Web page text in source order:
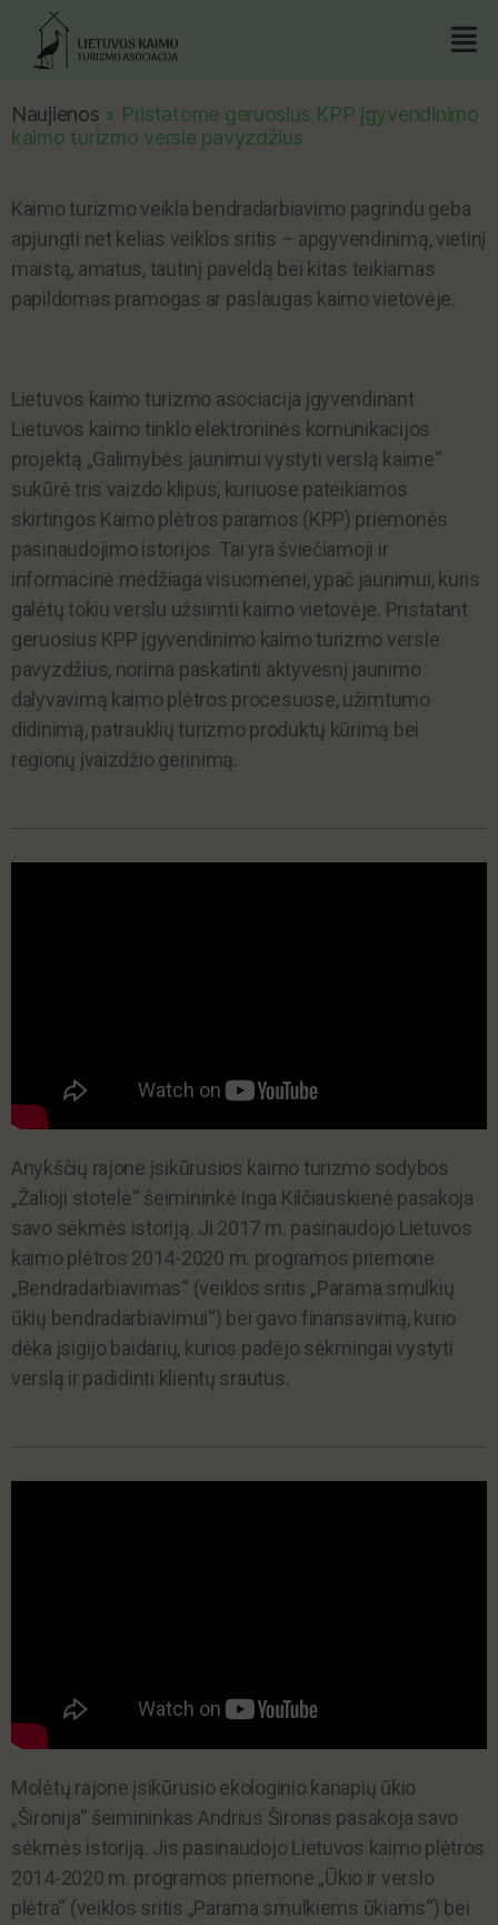
Naujienos » Pristatome geruosius KPP įgyvendinimo
kaimo turizmo versle pavyzdžius
Kaimo turizmo veikla bendradarbiavimo pagrindu geba
apjungti net kelias veiklos sritis – apgyvendinimą, vietinį
maistą, amatus, tautinį paveldą bei kitas teikiamas
papildomas pramogas ar paslaugas kaimo vietovėje.
Lietuvos kaimo turizmo asociacija įgyvendinant
Lietuvos kaimo tinklo elektroninės komunikacijos
projektą „Galimybės jaunimui vystyti verslą kaime“
sukūrė tris vaizdo klipus, kuriuose pateikiamos
skirtingos Kaimo plėtros paramos (KPP) priemonės
pasinaudojimo istorijos. Tai yra šviečiamoji ir
informacinė medžiaga visuomenei, ypač jaunimui, kuris
galėtų tokiu verslu užsiimti kaimo vietovėje. Pristatant
geruosius KPP įgyvendinimo kaimo turizmo versle
pavyzdžius, norima paskatinti aktyvesnį jaunimo
dalyvavimą kaimo plėtros procesuose, užimtumo
didinimą, patrauklių turizmo produktų kūrimą bei
regionų įvaizdžio gerinimą.
Anykščių rajone įsikūrusios kaimo turizmo sodybos
„Žalioji stotelė“ šeimininkė Inga Kilčiauskienė pasakoja
savo sėkmės istoriją. Ji 2017 m. pasinaudojo Lietuvos
kaimo plėtros 2014-2020 m. programos priemone
„Bendradarbiavimas“ (veiklos sritis „Parama smulkių
ūkių bendradarbiavimui“) bei gavo finansavimą, kurio
dėka įsigijo baidarių, kurios padėjo sėkmingai vystyti
verslą ir padidinti klientų srautus.
Molėtų rajone įsikūrusio ekologinio kanapių ūkio
„Šironija“ šeimininkas Andrius Šironas pasakoja savo
sėkmės istoriją. Jis pasinaudojo Lietuvos kaimo plėtros
2014-2020 m. programos priemone „Ūkio ir verslo
plėtra“ (veiklos sritis „Parama smulkiems ūkiams“) bei